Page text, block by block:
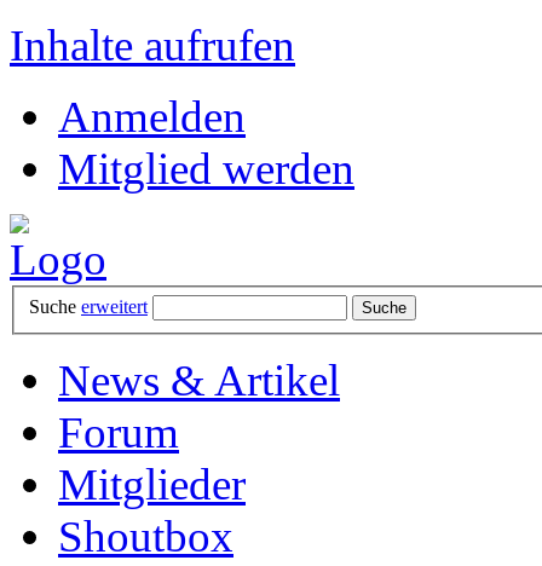
Inhalte aufrufen
Anmelden
Mitglied werden
Suche erweitert
News & Artikel
Forum
Mitglieder
Shoutbox